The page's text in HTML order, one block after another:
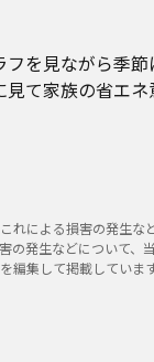
フを見ながら季
て家族の省エネ
れによる損害の発生
発生などについて、
集して掲載しています